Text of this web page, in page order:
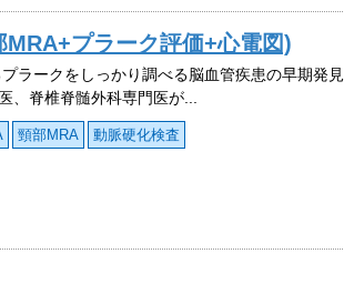
プラーク評価+心電図)
ラークをしっかり調べる脳血管疾患の早期発見
、脊椎脊髄外科専門医が...
頸部MRA 動脈硬化検査